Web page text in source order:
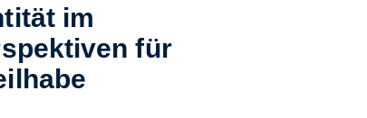
im
für